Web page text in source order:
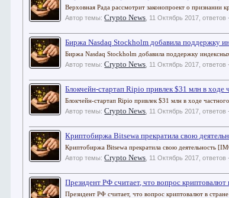
Верховная Рада рассмотрит законопроект о признании
Автор темы:Crypto News 11 Октябрь 2017 ,
Биржа Nasdaq Stockholm добавила поддержку
Биржа Nasdaq Stockholm добавила поддержку
Автор темы:Crypto News 11 Октябрь 2017 ,
Блокчейн-стартап Ripio привлек $31 млн в ходе
Блокчейн-стартап Ripio привлек $31 млн в ходе
Автор темы:Crypto News 11 Октябрь 2017 ,
Криптобиржа Bitsewa прекратила свою
Криптобиржа Bitsewa прекратила свою деятельность
Автор темы:Crypto News 11 Октябрь 2017 ,
Президент РФ считает, что вопрос
Президент РФ считает, что вопрос криптовалют в